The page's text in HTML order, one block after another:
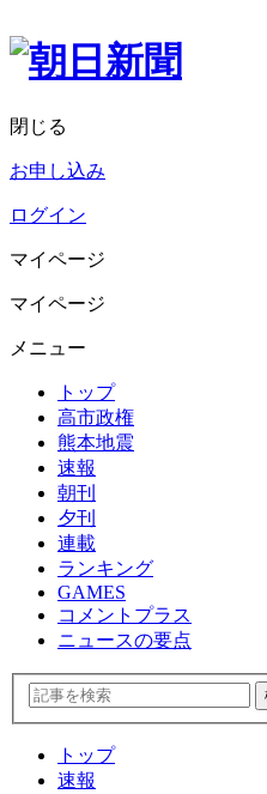
閉じる
お申し込み
ログイン
マイページ
マイページ
メニュー
トップ
高市政権
熊本地震
速報
朝刊
夕刊
連載
ランキング
GAMES
コメントプラス
ニュースの要点
トップ
速報